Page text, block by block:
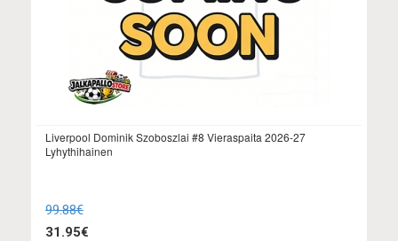
Liverpool Dominik Szoboszlai #8 Vieraspaita 2026-27
Lyhythihainen
99.88€
31.95€